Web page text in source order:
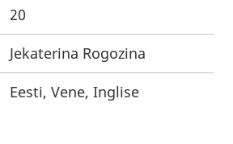
20
Jekaterina Rogozina
Eesti, Vene, Inglise